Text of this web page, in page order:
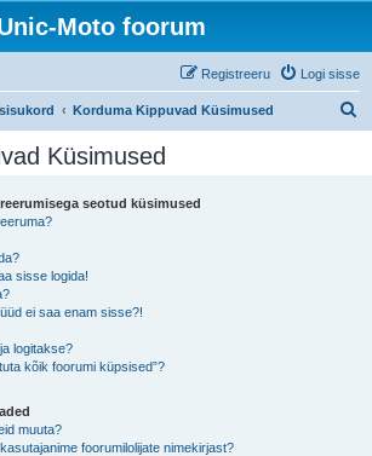
Moto foorum
Logi sisse
Registreeru
Korduma Kippuvad Küsimused
Küsimused
seotud küsimused
sisse logida!
ei saa enam sisse?!
logitakse?
kõik foorumi küpsised”?
muuta?
foorumilolijate nimekirjast?